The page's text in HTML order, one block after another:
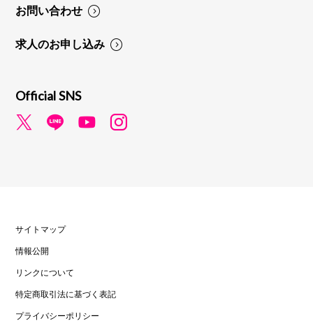
お問い合わせ
求人のお申し込み
Official SNS
サイトマップ
情報公開
リンクについて
特定商取引法に基づく表記
プライバシーポリシー